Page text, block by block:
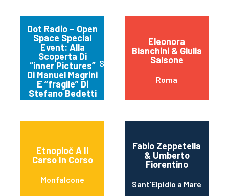
Dot Radio – Open
Space Special
Event: Alla
Scoperta Di
“inner Pictures”
Di Manuel Magrini
E “fragile” Di
Stefano Bedetti
Spello
Eleonora
Bianchini & Giulia
Salsone
Roma
Etnoploč A Il
Carso In Corso
Monfalcone
Fabio Zeppetella
& Umberto
Fiorentino
Sant'Elpidio a Mare